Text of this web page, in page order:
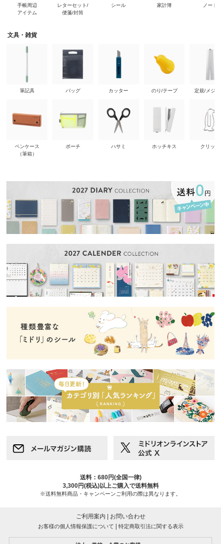
手帳周辺
アイテム
レターセット/
便箋/封筒
シール 家計簿 ノート
文具・雑貨
筆記具
ペンケース
（筆箱）
バッグ
ポーチ
カッター
ハサミ
のり/テープ
ホッチキス
定規/メジ
クリップ
送料：680円(全国一律)
3,300円(税込)以上ご購入で送料無料
※送料無料商品・キャンペーンご利用の際は異なります。
ご利用案内 お問い合わせ
お客様の個人情報保護について 特定商取引法に関する表示